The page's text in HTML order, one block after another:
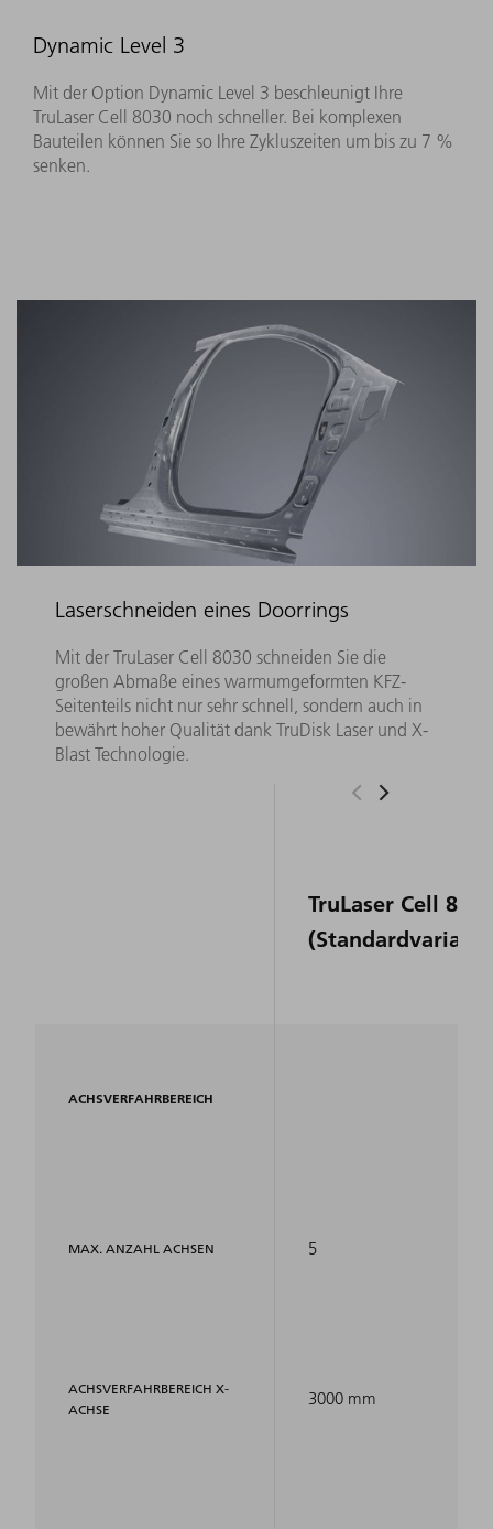
Dynamic Level 3
Mit der Option Dynamic Level 3 beschleunigt Ihre
TruLaser Cell 8030 noch schneller. Bei komplexen
Bauteilen können Sie so Ihre Zykluszeiten um bis zu 7 %
senken.
Laserschneiden eines Doorrings
Mit der TruLaser Cell 8030 schneiden Sie die
großen Abmaße eines warmumgeformten KFZ-
Seitenteils nicht nur sehr schnell, sondern auch in
bewährt hoher Qualität dank TruDisk Laser und X-
Blast Technologie.
ACHSVERFAHRBEREICH
MAX. ANZAHL ACHSEN
ACHSVERFAHRBEREICH X-
ACHSE
TruLaser Cell 8030
5
3000 mm